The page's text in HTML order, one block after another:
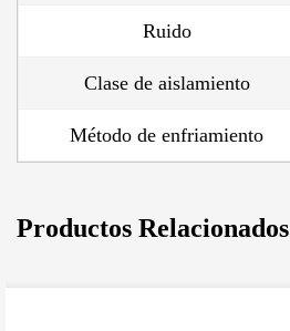
Ruido
Clase de aislamiento
Método de enfriamiento
Productos Relacionados